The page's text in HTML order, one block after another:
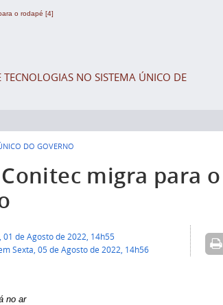
o rodapé [4]
NO SISTEMA ÚNICO DE
DO GOVERNO
migra para
01 de Agosto de 2022, 14h55
Sexta, 05 de Agosto de 2022, 14h56
no ar